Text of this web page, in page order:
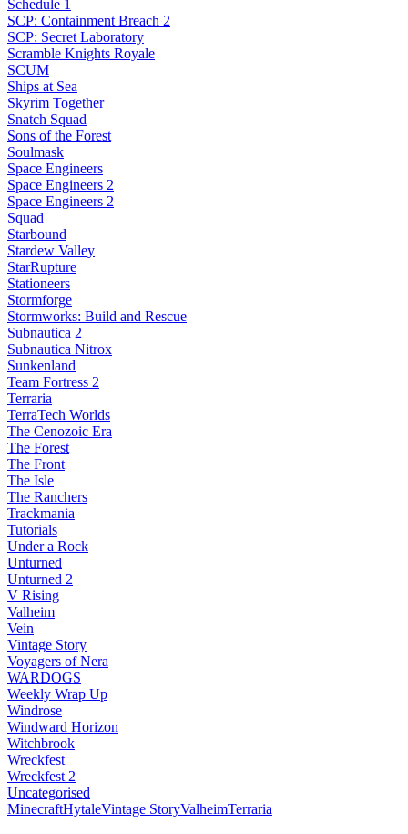
Schedule 1
SCP: Containment Breach 2
SCP: Secret Laboratory
Scramble Knights Royale
SCUM
Ships at Sea
Skyrim Together
Snatch Squad
Sons of the Forest
Soulmask
Space Engineers
Space Engineers 2
Space Engineers 2
Squad
Starbound
Stardew Valley
StarRupture
Stationeers
Stormforge
Stormworks: Build and Rescue
Subnautica 2
Subnautica Nitrox
Sunkenland
Team Fortress 2
Terraria
TerraTech Worlds
The Cenozoic Era
The Forest
The Front
The Isle
The Ranchers
Trackmania
Tutorials
Under a Rock
Unturned
Unturned 2
V Rising
Valheim
Vein
Vintage Story
Voyagers of Nera
WARDOGS
Weekly Wrap Up
Windrose
Windward Horizon
Witchbrook
Wreckfest
Wreckfest 2
Uncategorised
MinecraftHytaleVintage StoryValheimTerraria